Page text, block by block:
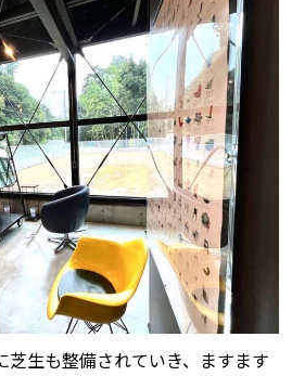
芝生も整備されていき、ますます